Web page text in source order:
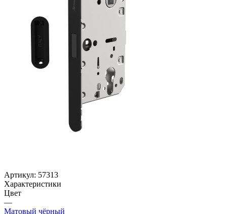
Артикул: 57313
Характеристики
Цвет
—
Матовый чёрный